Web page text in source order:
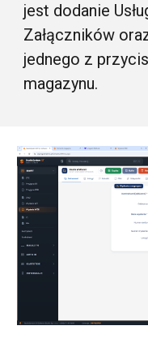
jest dodanie
Załączników
jednego z
magazynu.